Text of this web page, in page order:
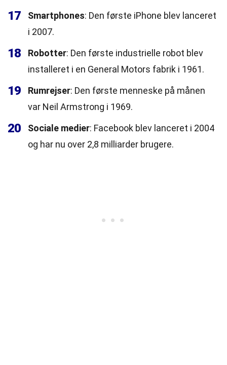
17 Smartphones: Den første iPhone blev lanceret
i 2007.
18 Robotter: Den første industrielle robot blev
installeret i en General Motors fabrik i 1961.
19 Rumrejser: Den første menneske på månen
var Neil Armstrong i 1969.
20 Sociale medier: Facebook blev lanceret i 2004
og har nu over 2,8 milliarder brugere.